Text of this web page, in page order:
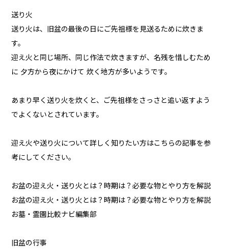
送り火
送り火は、旧盆の最後の日にご先祖様を見送るために炊きま
す。
迎え火と同じ場所、同じ作法で炊きますが、名残を惜しむため
に 夕方から夜にかけて 炊く地方が多いようです。
あまり早く送り火を炊くと、ご先祖様をさっさと追い返すよう
でよくないとされています。
迎え火や送り火について詳しく知りたい方はこちらの記事を参
考にしてください。
お盆の迎え火・送り火とは？時期は？必要な物とやり方を解説
お盆の迎え火・送り火とは？時期は？必要な物とやり方を解説
お墓・霊園比較ナビ編集部
旧盆の行事